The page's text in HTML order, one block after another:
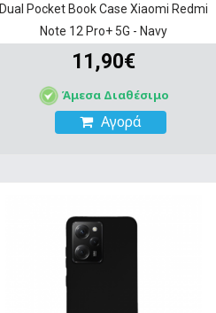
Dual Pocket Book Case Xiaomi Redmi
Note 12 Pro+ 5G - Navy
11,90€
Άμεσα Διαθέσιμο
Αγορά